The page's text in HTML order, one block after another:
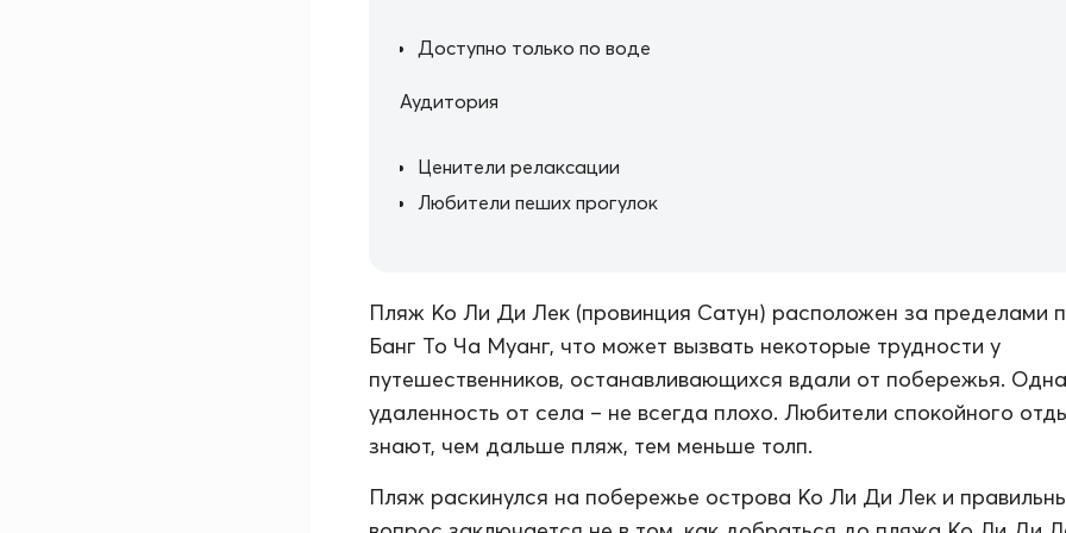
Доступно только по воде
Аудитория
Ценители релаксации
Любители пеших прогулок
Пляж Ко Ли Ди Лек (провинция Сатун) расположен за пределами
Банг То Ча Муанг, что может вызвать некоторые трудности у
путешественников, останавливающихся вдали от побережья.
удаленность от села – не всегда плохо. Любители спокойного
знают, чем дальше пляж, тем меньше толп.
Пляж раскинулся на побережье острова Ко Ли Ди Лек и